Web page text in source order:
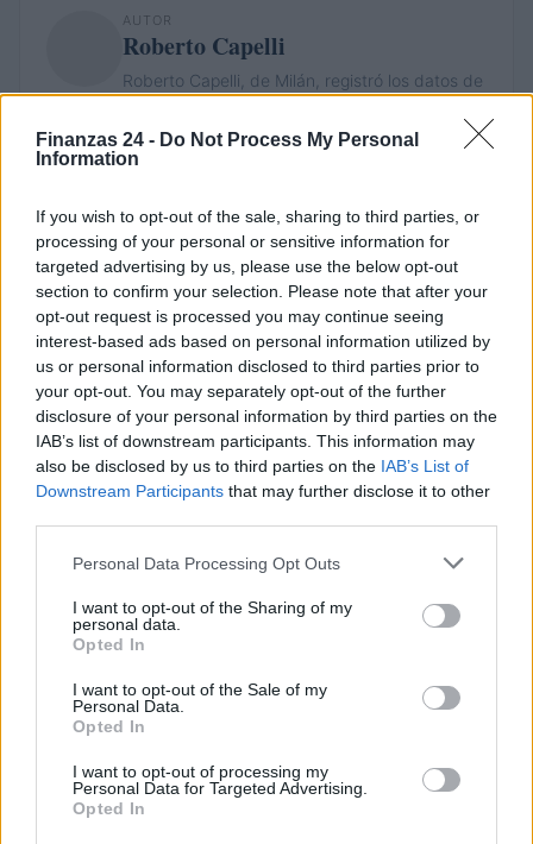
Finanzas 24 - Do Not Process My Personal
Information
If you wish to opt-out of the sale, sharing to third parties, or
processing of your personal or sensitive information for
targeted advertising by us, please use the below opt-out
section to confirm your selection. Please note that after your
opt-out request is processed you may continue seeing
interest-based ads based on personal information utilized by
us or personal information disclosed to third parties prior to
your opt-out. You may separately opt-out of the further
disclosure of your personal information by third parties on the
IAB’s list of downstream participants. This information may
also be disclosed by us to third parties on the IAB’s List of
Downstream Participants that may further disclose it to other
Please note that this website/app uses one or more Google
not limited to your visit or usage behaviour. You may click to
grant or deny consent to Google and its third-party tags to
use your data for below specified purposes in below Google
consent section.
Personal Data Processing Opt Outs
I want to opt-out of the Sharing of my
personal data.
Opted In
I want to opt-out of the Sale of my
Personal Data.
Opted In
I want to opt-out of processing my
Personal Data for Targeted Advertising.
Opted In
AUTOR
Roberto Capelli
Roberto Capelli, de Milán, registró los datos de
investigación sobre la comida en el trabajo;
esa mirada epidemiológica marcó su línea
claridad científica y conserva recetas ligeras
escritas a mano.